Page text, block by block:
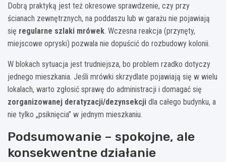
Dobrą praktyką jest też okresowe sprawdzenie, czy przy
ścianach zewnętrznych, na poddaszu lub w garażu nie pojawiają
się regularne szlaki mrówek. Wczesna reakcja (przynęty,
miejscowe opryski) pozwala nie dopuścić do rozbudowy kolonii.
W blokach sytuacja jest trudniejsza, bo problem rzadko dotyczy
jednego mieszkania. Jeśli mrówki skrzydlate pojawiają się w wielu
lokalach, warto zgłosić sprawę do administracji i domagać się
zorganizowanej deratyzacji/dezynsekcji dla całego budynku, a
nie tylko „psiknięcia” w jednym mieszkaniu.
Podsumowanie – spokojne, ale
konsekwentne działanie